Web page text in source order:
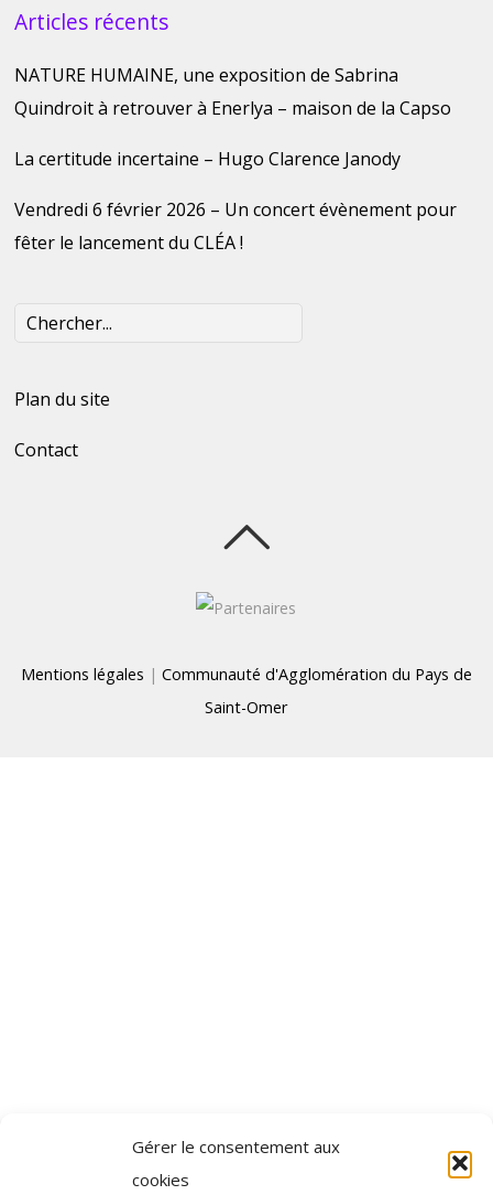
Gérer le consentement aux
cookies
Articles récents
NATURE HUMAINE, une exposition de Sabrina
Quindroit à retrouver à Enerlya – maison de la Capso
La certitude incertaine – Hugo Clarence Janody
Vendredi 6 février 2026 – Un concert évènement pour
fêter le lancement du CLÉA !
Plan du site
Contact
Mentions légales | Communauté d'Agglomération du Pays de
Saint-Omer